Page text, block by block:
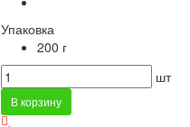
Упаковка
200 г
шт
В корзину